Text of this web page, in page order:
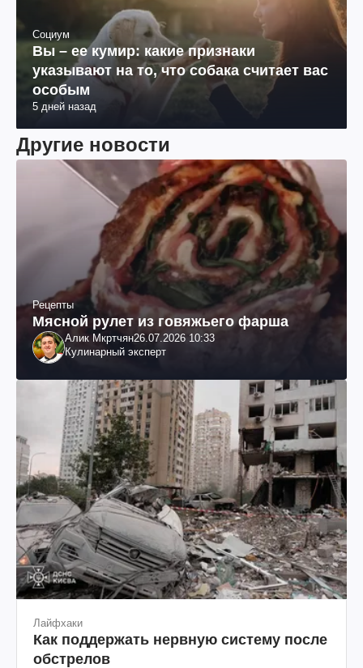
Социум
Вы – ее кумир: какие признаки
указывают на то, что собака считает вас
особым
5 дней назад
Другие новости
Рецепты
Мясной рулет из говяжьего фарша
Алик Мкртчян26.07.2026 10:33
Кулинарный эксперт
Лайфхаки
Как поддержать нервную систему после
обстрелов